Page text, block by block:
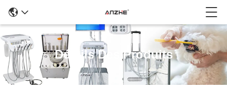
Détails Des Produits